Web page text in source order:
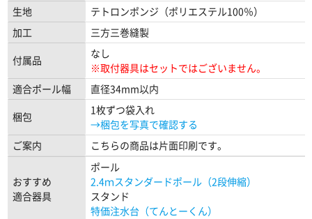
生地
テトロンポンジ（ポリエステル100％）
加工
三方三巻縫製
付属品
なし
※取付器具はセットではございません。
適合ポール幅
直径34mm以内
梱包
1枚ずつ袋入れ
→梱包を写真で確認する
ご案内
こちらの商品は片面印刷です。
おすすめ
適合器具
ポール
2.4ｍスタンダードポール（2段伸縮）
スタンド
特価注水台（てんとーくん）